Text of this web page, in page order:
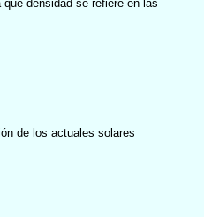
densidad se refiere en las
de los actuales solares